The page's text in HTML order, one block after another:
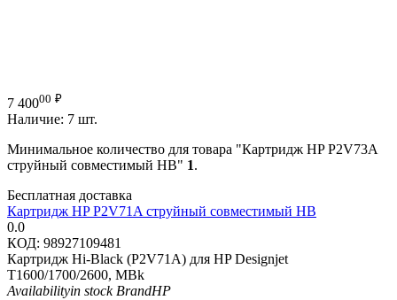
7 40000 ₽
Наличие: 7 шт.
Минимальное количество для товара "Картридж HP P2V73A
струйный совместимый HB" 1.
Бесплатная доставка
Картридж HP P2V71A струйный совместимый HB
0.0
КОД: 98927109481
Картридж Hi-Black (P2V71A) для HP Designjet
T1600/1700/2600, MBk
Availabilityin stock BrandHP